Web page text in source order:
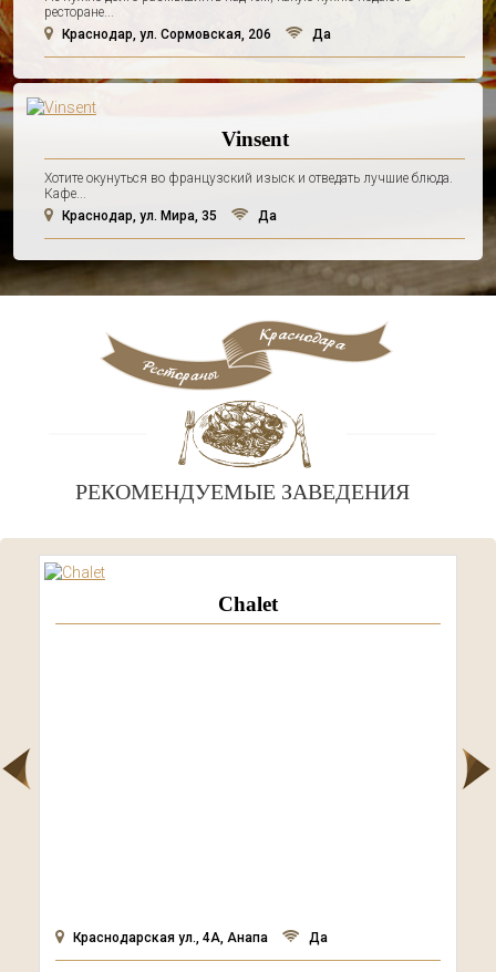
ресторане...
Краснодар, ул. Сормовская, 206
Да
Vinsent
Хотите окунуться во французский изыск и отведать лучшие блюда.
Кафе...
Краснодар, ул. Мира, 35
Да
РЕКОМЕНДУЕМЫЕ ЗАВЕДЕНИЯ
Chalet
Краснодарская ул., 4А, Анапа Да